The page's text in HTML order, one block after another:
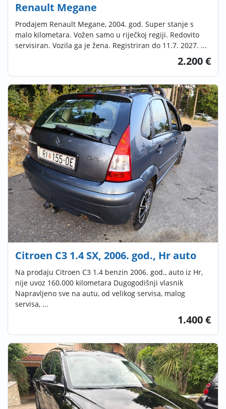
Renault Megane
Prodajem Renault Megane, 2004. god. Super stanje s
malo kilometara. Vožen samo u riječkoj regiji. Redovito
servisiran. Vozila ga je žena. Registriran do 11.7. 2027. ...
2.200 €
Citroen C3 1.4 SX, 2006. god., Hr auto
Na prodaju Citroen C3 1.4 benzin 2006. god., auto iz Hr,
nije uvoz 160.000 kilometara Dugogodišnji vlasnik
Napravljeno sve na autu, od velikog servisa, malog
servisa, ...
1.400 €